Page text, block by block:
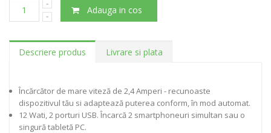
Adauga in cos
Descriere produs Livrare si plata
Încărcător de mare viteză de 2,4 Amperi - recunoaste
dispozitivul tău si adaptează puterea conform, în mod automat.
12 Wati, 2 porturi USB. Încarcă 2 smartphoneuri simultan sau o
singură tabletă PC.